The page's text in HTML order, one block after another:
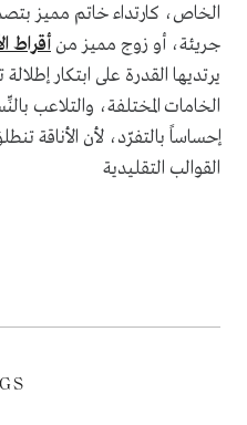
الخاص، كارتداء خاتم مميز
جريئة، أو زوج مميز منأقراط
يرتديها القدرة على ابتكار
الخامات المختلفة، والتلاعب
إحساساً بالتفرّد، لأن الأناقة
القوالب التقليدية